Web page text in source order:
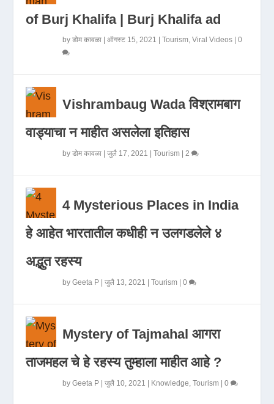
of Burj Khalifa | Burj Khalifa ad
byडोम कावळा |ऑगस्ट 15, 2021 |Tourism ,Viral Videos |0
Vishrambaug Wada विश्रामबाग
वाड्याचा न माहीत असलेला इतिहास
byडोम कावळा |जुलै 17, 2021 |Tourism | 2
4 Mysterious Places in India
हे आहेत भारतातील कधीही न उलगडलेले ४
अद्भुत रहस्य
byGeeta P |जुलै 13, 2021 |Tourism |0
Mystery of Tajmahal आगरा
ताजमहल चे हे रहस्य तुम्हाला माहीत आहे ?
byGeeta P |जुलै 10, 2021 | Knowledge ,Tourism |0